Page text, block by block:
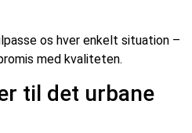
os hver enkelt situation –
med kvaliteten.
til det urbane